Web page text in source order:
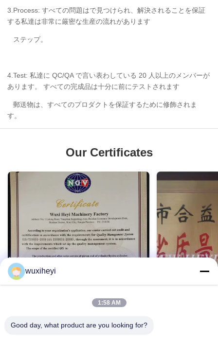
3.Process: すべての問題はで見つけられ、解決されることを保証
する私達は非常に厳密な生産の流れがあります
ステップ。
4.Test: 私達に QC/QA で言い表わしている 20 人以上のメンバーが
あります。 すべての完成品は十分に前にテストされます
郵送物は、すべてのプロダクトを保証するために修飾されま
す。
Our Certificates
wuxiheyi
1:58 AM
Good day, what product are you looking for?